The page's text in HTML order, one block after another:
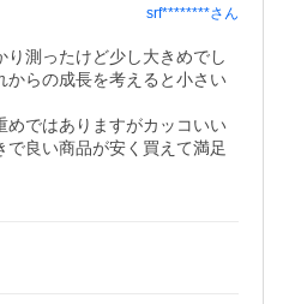
srf********さん
測ったけど少し大きめでし
からの成長を考えると小さい
めではありますがカッコいい
で良い商品が安く買えて満足